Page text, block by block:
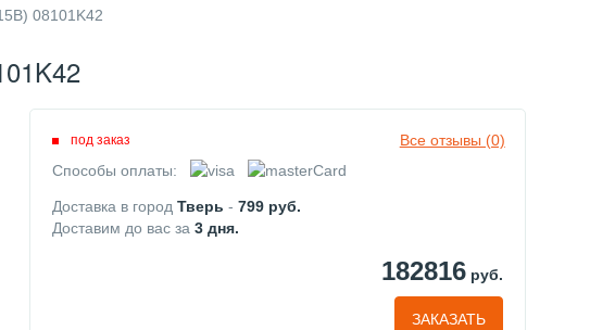
08101K42
Все отзывы (0)
под заказ
Способы оплаты:
Доставка в город Тверь - 799 руб.
Доставим до вас за 3 дня.
182816руб.
ЗАКАЗАТЬ